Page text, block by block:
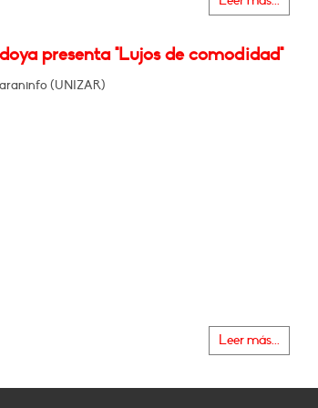
presenta "Lujos de comodidad"
(UNIZAR)
Leer más...